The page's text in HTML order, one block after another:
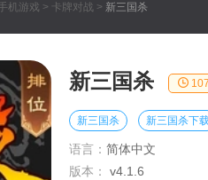
机游戏 > 卡牌对战 > 新三国杀
新三国杀
新三国杀 新三国杀下
语言： 简体中文
版本：
v4.1.6